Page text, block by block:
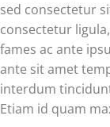
sed consectetur
consectetur
fames ac ante
ante sit amet
interdum
Etiam id quam